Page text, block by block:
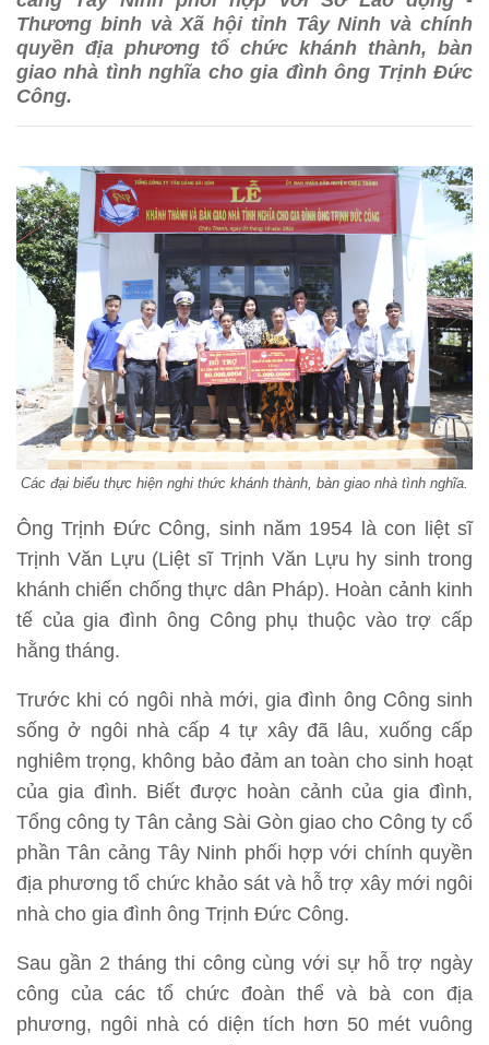
Thương binh và Xã hội tỉnh Tây Ninh và chính
quyền địa phương tổ chức khánh thành, bàn
giao nhà tình nghĩa cho gia đình ông Trịnh Đức
Công.
Các đại biểu thực hiện nghi thức khánh thành, bàn giao nhà tình nghĩa.
Ông Trịnh Đức Công, sinh năm 1954 là con liệt sĩ
Trịnh Văn Lựu (Liệt sĩ Trịnh Văn Lựu hy sinh trong
khánh chiến chống thực dân Pháp). Hoàn cảnh kinh
tế của gia đình ông Công phụ thuộc vào trợ cấp
hằng tháng.
Trước khi có ngôi nhà mới, gia đình ông Công sinh
sống ở ngôi nhà cấp 4 tự xây đã lâu, xuống cấp
nghiêm trọng, không bảo đảm an toàn cho sinh hoạt
của gia đình. Biết được hoàn cảnh của gia đình,
Tổng công ty Tân cảng Sài Gòn giao cho Công ty cổ
phần Tân cảng Tây Ninh phối hợp với chính quyền
địa phương tổ chức khảo sát và hỗ trợ xây mới ngôi
nhà cho gia đình ông Trịnh Đức Công.
Sau gần 2 tháng thi công cùng với sự hỗ trợ ngày
công của các tổ chức đoàn thể và bà con địa
phương, ngôi nhà có diện tích hơn 50 mét vuông